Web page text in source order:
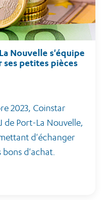
Nouvelle s'équipe
petites pièces
2023, Coinstar
de Port-La Nouvelle,
d'échanger
bons d'achat.